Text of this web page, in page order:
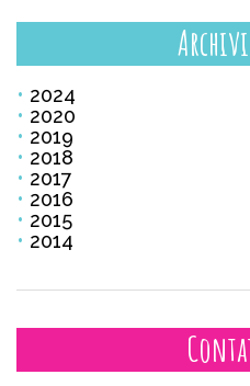
2024
2020
2019
2018
2017
2016
2015
2014